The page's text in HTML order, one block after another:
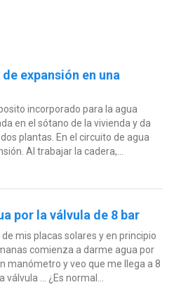
expansión en una
incorporado para la agua
en el sótano de la vivienda y da
plantas. En el circuito de agua
Al trabajar la cadera,...
por la válvula de 8 bar
mis placas solares y en principio
comienza a darme agua por
manómetro y veo que me llega a 8
... ¿Es normal...